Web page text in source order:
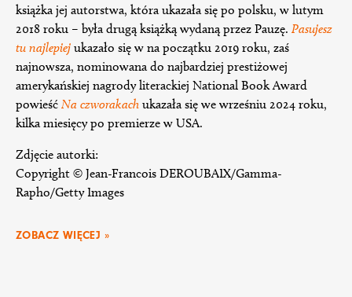
książka jej autorstwa, która ukazała się po polsku, w lutym
2018 roku – była drugą książką wydaną przez Pauzę. Pasujesz
tu najlepiej ukazało się w na początku 2019 roku, zaś
najnowsza, nominowana do najbardziej prestiżowej
amerykańskiej nagrody literackiej National Book Award
powieść Na czworakach ukazała się we wrześniu 2024 roku,
kilka miesięcy po premierze w USA.
Zdjęcie autorki:
Copyright © Jean-Francois DEROUBAIX/Gamma-
Rapho/Getty Images
ZOBACZ WIĘCEJ »